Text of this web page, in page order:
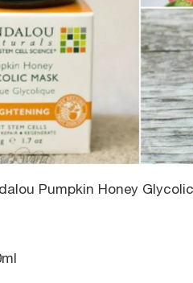
Pumpkin Honey